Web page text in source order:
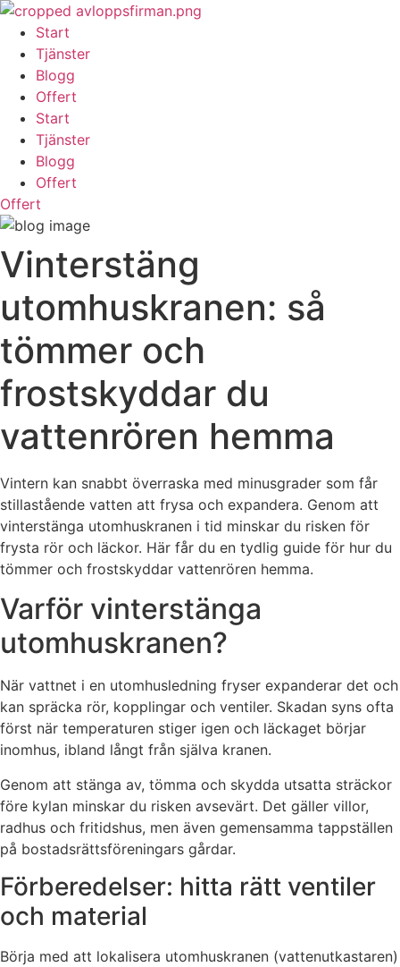
Skip
content
Start
Tjänster
Blogg
Offert
Start
Tjänster
Blogg
Offert
Offert
Vinterstäng
utomhuskranen: så
tömmer och
frostskyddar du
vattenrören hemma
Vintern kan snabbt överraska med minusgrader som får
stillastående vatten att frysa och expandera. Genom att
vinterstänga utomhuskranen i tid minskar du risken för
frysta rör och läckor. Här får du en tydlig guide för hur du
tömmer och frostskyddar vattenrören hemma.
Varför vinterstänga
utomhuskranen?
När vattnet i en utomhusledning fryser expanderar det och
kan spräcka rör, kopplingar och ventiler. Skadan syns ofta
först när temperaturen stiger igen och läckaget börjar
inomhus, ibland långt från själva kranen.
Genom att stänga av, tömma och skydda utsatta sträckor
före kylan minskar du risken avsevärt. Det gäller villor,
radhus och fritidshus, men även gemensamma tappställen
på bostadsrättsföreningars gårdar.
Förberedelser: hitta rätt ventiler
och material
Börja med att lokalisera utomhuskranen (vattenutkastaren)